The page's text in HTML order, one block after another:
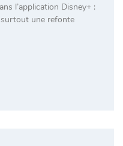
l’application Disney+ :
surtout une refonte